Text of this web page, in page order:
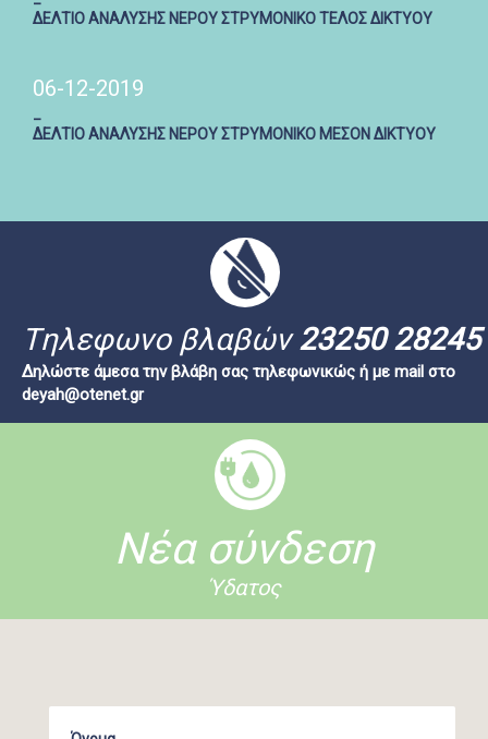
ΔΕΛΤΙΟ ΑΝΑΛΥΣΗΣ ΝΕΡΟΥ ΣΤΡΥΜΟΝΙΚΟ ΤΕΛΟΣ ΔΙΚΤΥΟΥ
06-12-2019
ΔΕΛΤΙΟ ΑΝΑΛΥΣΗΣ ΝΕΡΟΥ ΣΤΡΥΜΟΝΙΚΟ ΜΕΣΟΝ ΔΙΚΤΥΟΥ
Tηλεφωνο βλαβών23250 28245
Δηλώστε άμεσα την βλάβη σας τηλεφωνικώς ή με mail στο
deyah@otenet.gr
Νέα σύνδεση
Ύδατος